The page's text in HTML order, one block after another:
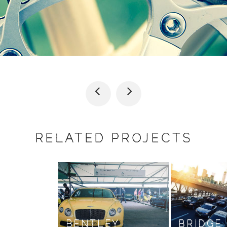
RELATED PROJECTS
FIRE CAR CARS
BENTLEY BRIDGE